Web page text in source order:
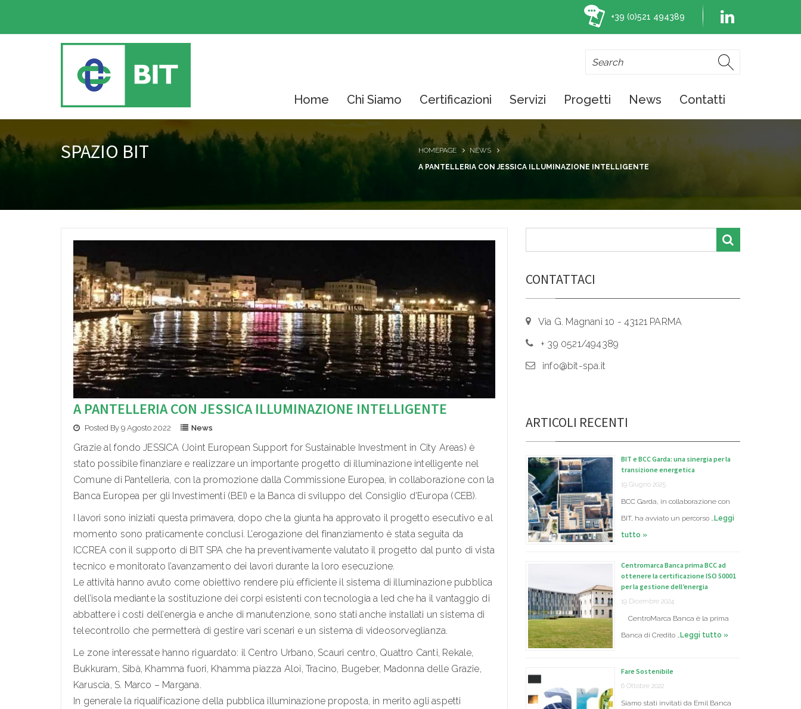
+39 (0)521 494389
Home Chi Siamo Certificazioni Servizi Progetti News Contatti
SPAZIO BIT HOMEPAGE
NEWS
A PANTELLERIA CON JESSICA ILLUMINAZIONE INTELLIGENTE
A PANTELLERIA CON JESSICA ILLUMINAZIONE INTELLIGENTE
Posted By 9 Agosto 2022 News
Grazie al fondo JESSICA (Joint European Support for Sustainable Investment in City Areas) è
stato possibile finanziare e realizzare un importante progetto di illuminazione intelligente nel
Comune di Pantelleria, con la promozione dalla Commissione Europea, in collaborazione con la
Banca Europea per gli Investimenti (BEI) e la Banca di sviluppo del Consiglio d’Europa (CEB).
I lavori sono iniziati questa primavera, dopo che la giunta ha approvato il progetto esecutivo e al
momento sono praticamente conclusi. L’erogazione del finanziamento è stata seguita da
ICCREA con il supporto di BIT SPA che ha preventivamente valutato il progetto dal punto di vista
tecnico e monitorato l’avanzamento dei lavori durante la loro esecuzione.
Le attività hanno avuto come obiettivo rendere più efficiente il sistema di illuminazione pubblica
dell’isola mediante la sostituzione dei corpi esistenti con tecnologia a led che ha il vantaggio di
abbattere i costi dell’energia e anche di manutenzione, sono stati anche installati un sistema di
telecontrollo che permetterà di gestire vari scenari e un sistema di videosorveglianza.
Le zone interessate hanno riguardato: il Centro Urbano, Scauri centro, Quattro Canti, Rekale,
Bukkuram, Sibà, Khamma fuori, Khamma piazza Aloi, Tracino, Bugeber, Madonna delle Grazie,
Karuscia, S. Marco – Margana.
In generale la riqualificazione della pubblica illuminazione proposta, in merito agli aspetti
CONTATTACI
Via G. Magnani 10 - 43121 PARMA
+ 39 0521/494389
info@bit-spa.it
ARTICOLI RECENTI
BIT e BCC Garda: una sinergia per la
transizione energetica
19 Giugno 2025
BCC Garda, in collaborazione con
BIT, ha avviato un percorso …Leggi
tutto »
Centromarca Banca prima BCC ad
ottenere la certificazione ISO 50001
per la gestione dell’energia
19 Dicembre 2024
CentroMarca Banca è la prima
Banca di Credito …Leggi tutto »
Fare Sostenibile
6 Ottobre 2022
Siamo stati invitati da Emil Banca